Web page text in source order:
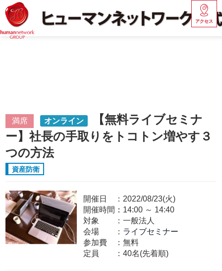
アクセス
満席 オンライン
【無料ライブセミナ
ー】社長の手取りをトコトン増やす３
つの方法
資産防衛
開催日
2022/08/23(火)
開催時間： 14:00～ 14:40
対象
一般法人
会場
ライブセミナー
参加費
無料
定員
40名(先着順)